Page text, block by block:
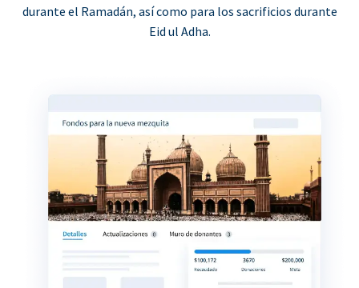
durante el Ramadán, así como para los sacrificios durante
Eid ul Adha.